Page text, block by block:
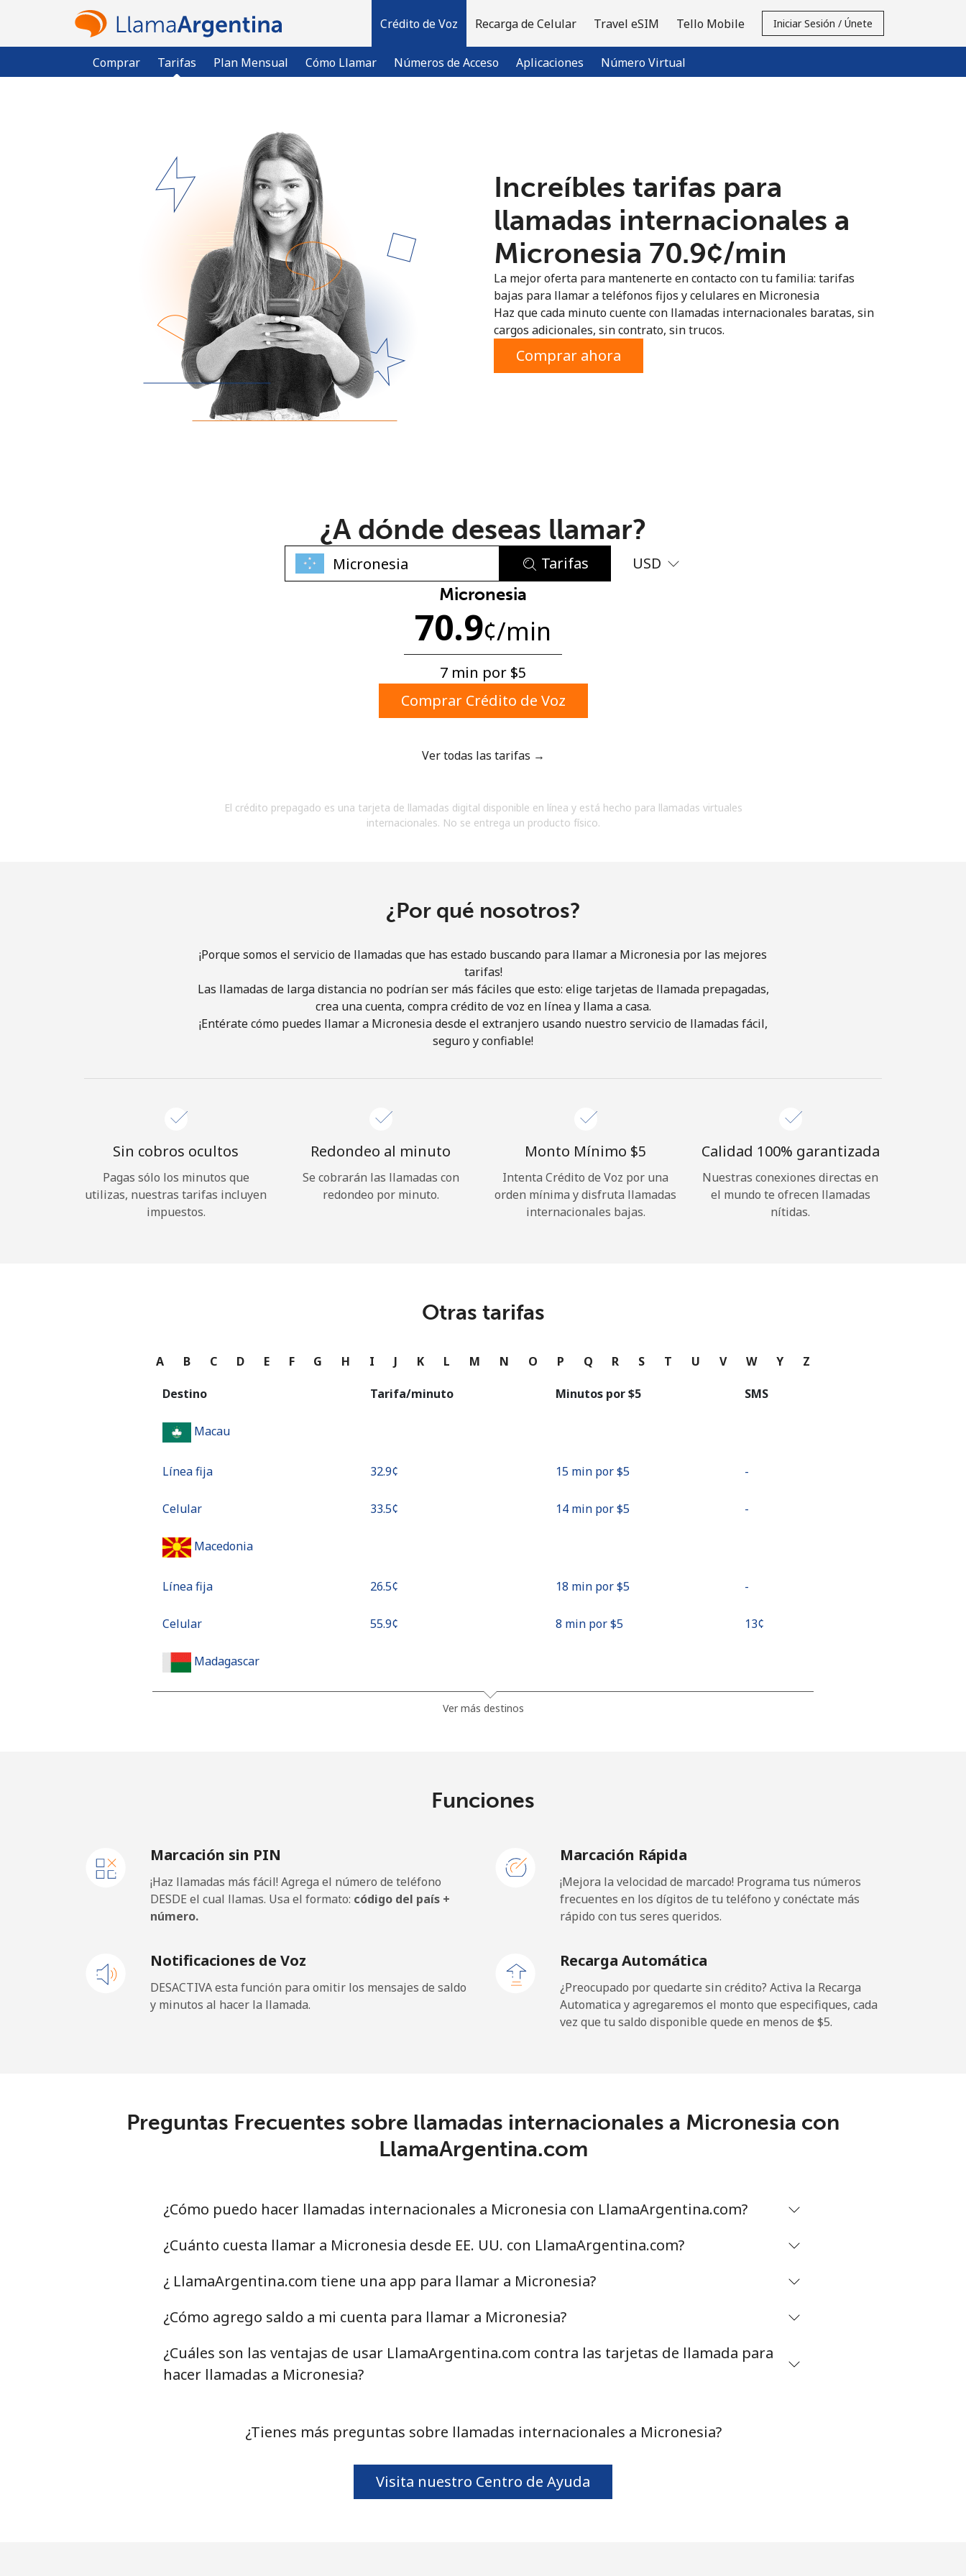
Crédito de Voz
Comprar Tarifas Plan Mensual Cómo Llamar Números de Acceso Aplicaciones Número Virtual
Recarga de Celular Travel eSIM Tello Mobile Iniciar Sesión / Únete
¿Ya tienes una cuenta? Inicia sesión →
Regístrate con
No se ha creado una contraseña
Mínimo 8 caracteres
Una letra mayúscula y una minúscula
Un caracter especial
ofertas.
Únete
¡Hola!
¿Olvidaste tu contraseña? →
Continuar con
Increíbles tarifas para
llamadas internacionales a
Micronesia ⁦70.9¢⁩/min
La mejor oferta para mantenerte en contacto con tu familia: tarifas
bajas para llamar a teléfonos fijos y celulares en Micronesia
Haz que cada minuto cuente con llamadas internacionales baratas, sin
cargos adicionales, sin contrato, sin trucos.
Comprar ahora
¿A dónde deseas llamar?
Tarifas USD
Micronesia
70.9¢/min
7 min por ⁦$5⁩
Comprar Crédito de Voz
Ver todas las tarifas →
El crédito prepagado es una tarjeta de llamadas digital disponible en línea y está hecho para llamadas virtuales
internacionales. No se entrega un producto físico.
¿Por qué nosotros?
¡Porque somos el servicio de llamadas que has estado buscando para llamar a Micronesia por las mejores
tarifas!
Las llamadas de larga distancia no podrían ser más fáciles que esto: elige tarjetas de llamada prepagadas,
crea una cuenta, compra crédito de voz en línea y llama a casa.
¡Entérate cómo puedes llamar a Micronesia desde el extranjero usando nuestro servicio de llamadas fácil,
seguro y confiable!
Sin cobros ocultos
Pagas sólo los minutos que
utilizas, nuestras tarifas incluyen
impuestos.
Redondeo al minuto
Se cobrarán las llamadas con
redondeo por minuto.
Monto Mínimo ⁦$5⁩
Intenta Crédito de Voz por una
orden mínima y disfruta llamadas
internacionales bajas.
Calidad 100% garantizada
Nuestras conexiones directas en
el mundo te ofrecen llamadas
nítidas.
Otras tarifas
A B C D E F G H I J K L M N O P Q R S T U V W Y Z
Destino Tarifa/minuto Minutos por ⁦$5⁩ SMS
Macau
Línea fija ⁦32.9¢⁩ 15 min por ⁦$5⁩ -
Celular ⁦33.5¢⁩ 14 min por ⁦$5⁩ -
Macedonia
Línea fija ⁦26.5¢⁩ 18 min por ⁦$5⁩ -
Celular ⁦55.9¢⁩ 8 min por ⁦$5⁩ ⁦13¢⁩
Madagascar
Celular 8 min por ⁦$5⁩
Malaysia
Celular 333 min por ⁦$5⁩
Maldives
Mali
⁦53.9¢⁩ 9 min por ⁦$5⁩
Línea fija ⁦39.5¢⁩ 12 min por ⁦$5⁩
Celular ⁦58.5¢⁩ 8 min por ⁦$5⁩
Mariana Islands
Marshall Islands
⁦32.9¢⁩ 15 min por ⁦$5⁩
Ver más destinos
Funciones
Marcación sin PIN
¡Haz llamadas más fácil! Agrega el número de teléfono
DESDE el cual llamas. Usa el formato: código del país +
número.
Marcación Rápida
¡Mejora la velocidad de marcado! Programa tus números
frecuentes en los dígitos de tu teléfono y conéctate más
rápido con tus seres queridos.
Notificaciones de Voz
DESACTIVA esta función para omitir los mensajes de saldo
y minutos al hacer la llamada.
Recarga Automática
¿Preocupado por quedarte sin crédito? Activa la Recarga
Automatica y agregaremos el monto que especifiques, cada
vez que tu saldo disponible quede en menos de ⁦$5⁩.
Preguntas Frecuentes sobre llamadas internacionales a Micronesia con
LlamaArgentina.com
¿Cómo puedo hacer llamadas internacionales a Micronesia con LlamaArgentina.com?
¿Cuánto cuesta llamar a Micronesia desde EE. UU. con LlamaArgentina.com?
¿ LlamaArgentina.com tiene una app para llamar a Micronesia?
¿Cómo agrego saldo a mi cuenta para llamar a Micronesia?
¿Cuáles son las ventajas de usar LlamaArgentina.com contra las tarjetas de llamada para
hacer llamadas a Micronesia?
¿Tienes más preguntas sobre llamadas internacionales a Micronesia?
Visita nuestro Centro de Ayuda